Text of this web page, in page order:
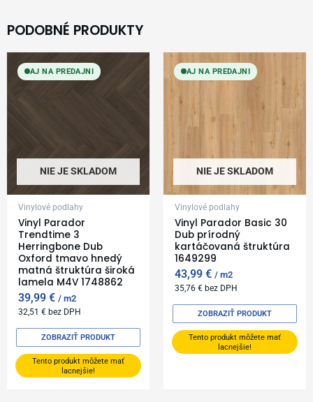
PODOBNÉ PRODUKTY
AJ NA PREDAJNI
NIE JE SKLADOM
Vinylové podlahy
Vinyl Parador
Trendtime 3
Herringbone Dub
Oxford tmavo hnedý
matná štruktúra široká
lamela M4V 1748862
39,99€ m2
32,51€ bez DPH
Tento produkt môžete mať
lacnejšie!
ZOBRAZIŤ PRODUKT
AJ NA PREDAJNI
NIE JE SKLADOM
Vinylové podlahy
Vinyl Parador Basic 30
Dub prírodný
kartáčovaná štruktúra
1649299
43,99€ m2
35,76€ bez DPH
Tento produkt môžete mať
lacnejšie!
ZOBRAZIŤ PRODUKT